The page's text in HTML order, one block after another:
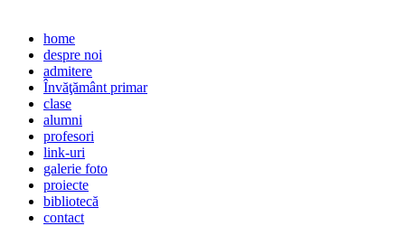
home
despre noi
admitere
Învăţământ primar
clase
alumni
profesori
link-uri
galerie foto
proiecte
bibliotecă
contact